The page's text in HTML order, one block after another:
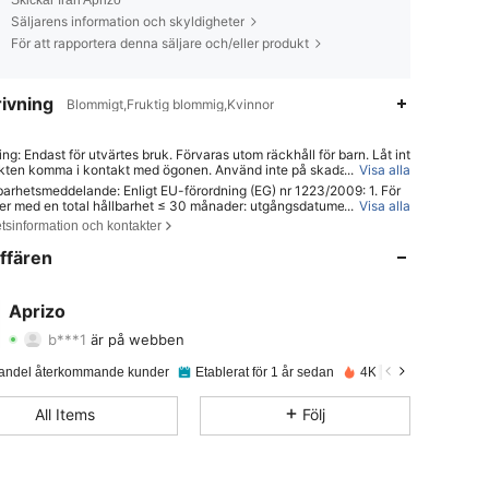
Säljarens information och skyldigheter
För att rapportera denna säljare och/eller produkt
Blommigt,Fruktig blommig,Kvinnor
Endast för utvärtes bruk. Förvaras utom räckhåll för barn. Låt int
komma i kontakt med ögonen. Använd inte på skadad eller irrit
Avbryt användningen om irritation uppstår.
... Visa alla
Enligt EU-förordning (EG) nr 1223/2009: 1. För
med en total hållbarhet ≤ 30 månader: utgångsdatumet anges m
⌛ + datum på förpackningen, eller på engelska, "bäst f
"bäst använd före utgången av" + datum; 2. För produkter med en
> 30 månader: PAO är märkt med en symbol för öppen burk
M representerar månader. Obs: Engångsförpackningar, ej öppnings
Se endast de markeringar som är tryckta på den fysiska pro
avbryt användningen omedelbart om försämring uppstå
... Visa alla
och kontakter
Aprizo
4.83 311 8.5K
4.83
4.83
b***1 är på webben
4.83 311
4.83 311 8.5K
återkommande kunder Etablerat för 1 år sedan 4K+ Sålda nyligen
All Items Följ